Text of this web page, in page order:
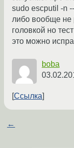
sudo escputil -n
либо вообще не
головкой но
это можно
boba
Ссылка
←